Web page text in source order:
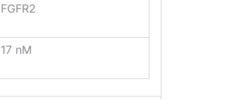
FGFR2
17 nM